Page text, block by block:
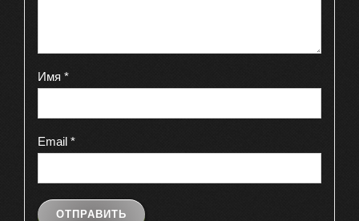
Имя *
Email *